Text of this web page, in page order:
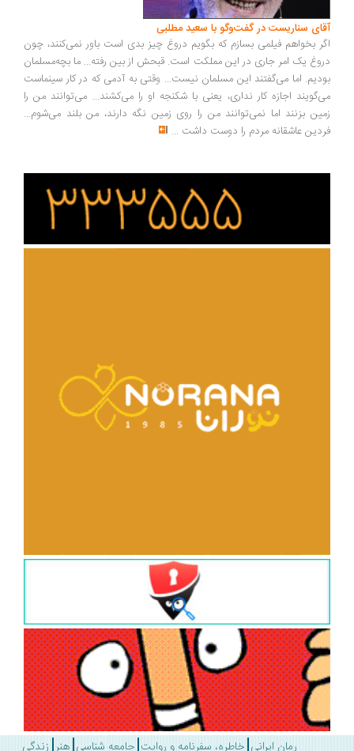
آقای سناریست در گفت‌وگو با سعید مطلبی
اگر بخواهم فیلمی بسازم که بگویم دروغ چیز بدی است باور نمی‌کنند، چون
دروغ یک امر جاری در این مملکت است. قبحش از بین رفته... ما بچه‌مسلمان
بودیم. اما می‌گفتند این مسلمان نیست... وقتی به آدمی که در کار سینماست
می‌گویند اجازه کار نداری، یعنی با شکنجه او را می‌کشند... می‌توانند من را
زمین بزنند اما نمی‌توانند من را روی زمین نگه دارند، من بلند می‌شوم...
فردین عاشقانه مردم را دوست داشت ...
رمان ایرانی خاطره، سفرنامه و روایت جامعه شناسی هنر زندگی